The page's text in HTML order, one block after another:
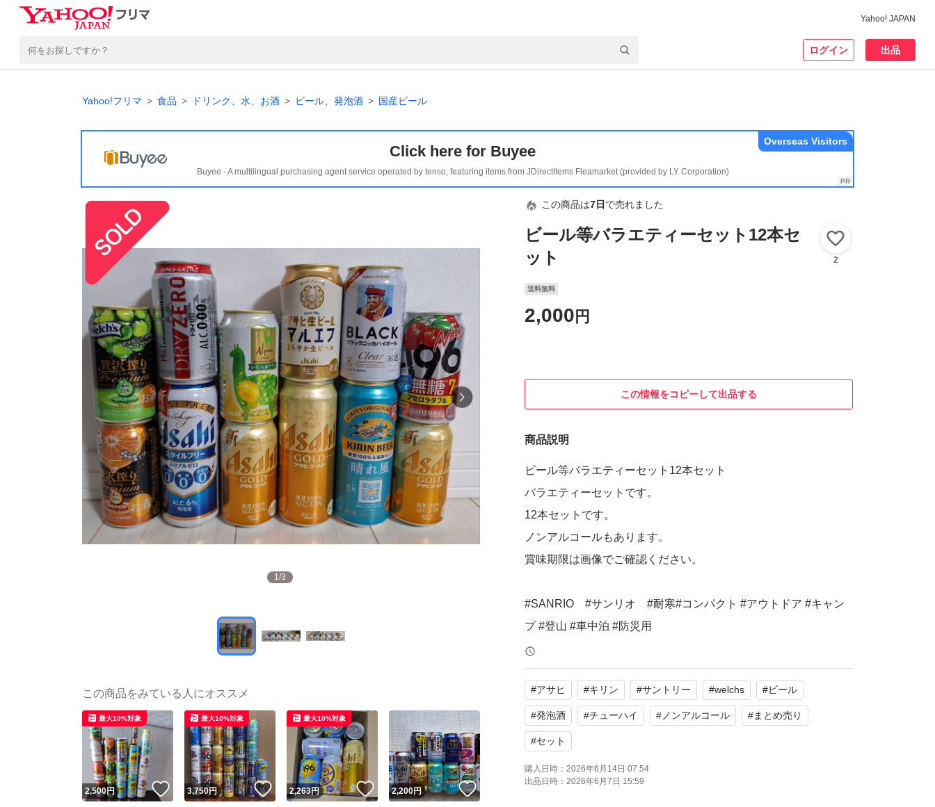
Yahoo! JAPAN
ログイン 出品
Yahoo!フリマ 食品 ドリンク、水、お酒 ビール、発泡酒 国産ビール
Click here for Buyee
Buyee - A multilingual purchasing agent service operated by tenso, featuring items from JDirectItems Fleamarket (provided by LY Corporation)
Overseas Visitors
1/3
この商品は7日 で売れました
ビール等バラエティーセット12本セ
ット
2
送料無料
2,000 円
この情報をコピーして出品する
商品説明
ビール等バラエティーセット12本セット
バラエティーセットです。
12本セットです。
ノンアルコールもあります。
賞味期限は画像でご確認ください。
#SANRIO #サンリオ #耐寒#コンパクト #アウトドア #キャン
プ #登山 #車中泊 #防災用
#ennoy #ちいかわ #ノースフェイス #ポケモンカード #8loo
m #スラムダンク #PS5 #サイコロきっぷ #BTS #ミナペ
ルホネン #ハワイ #トロピカル #500円玉 #アサヒ
#アーニャ #IQOS #ILUMA #Wrap #ILUMA#Wrap #ILUMA
#アサヒ #キリン #サントリー #welchs #ビール
#発泡酒 #チューハイ # ノンアルコール #まとめ売り
#セット
購入日時： 2026年6月14日 07:54
出品日時： 2026年6月7日 15:59
この商品をみている人にオススメ
2,500円 いいね！
最大10%対象
3,750円 いいね！
最大10%対象
2,263円 いいね！
最大10%対象
2,200円 いいね！